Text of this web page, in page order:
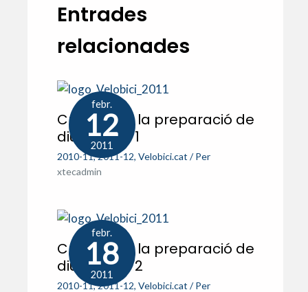
Entrades
relacionades
febr.
12
2011
Crònica de la preparació de
diumenge: 1
2010-11,2011-12, Velobici.cat / Per
xtecadmin
febr.
18
2011
Crònica de la preparació de
diumenge: 2
2010-11,2011-12, Velobici.cat / Per